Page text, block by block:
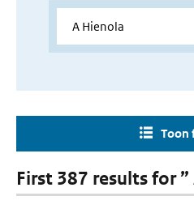
Toon
First 387 results for ”